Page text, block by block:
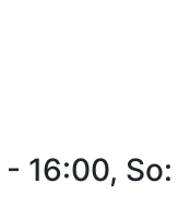
16:00, So: